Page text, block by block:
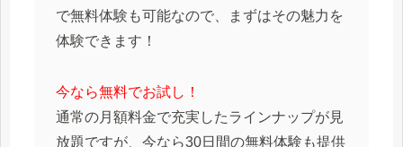
で無料体験も可能なので、まずはその魅力を
体験できます！
今なら無料でお試し！
通常の月額料金で充実したラインナップが見
放題ですが、今なら30日間の無料体験も提供